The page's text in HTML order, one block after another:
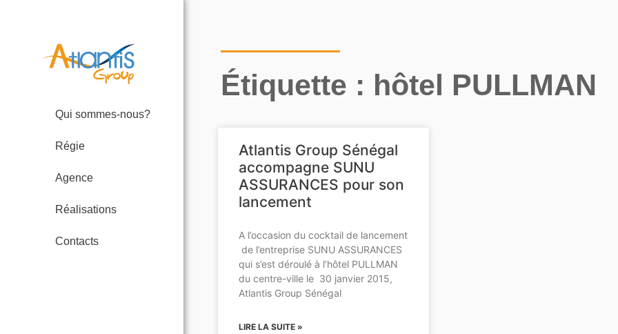
Qui sommes-nous?
Régie
Agence
Réalisations
Contacts
Étiquette : hôtel PULLMAN
Atlantis Group Sénégal
accompagne SUNU
ASSURANCES pour son
lancement
A l’occasion du cocktail de lancement
de l’entreprise SUNU ASSURANCES
qui s’est déroulé à l’hôtel PULLMAN
du centre-ville le 30 janvier 2015,
Atlantis Group Sénégal
LIRE LA SUITE »